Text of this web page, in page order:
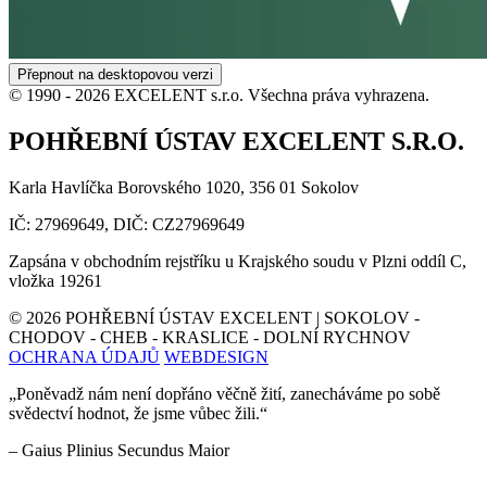
Přepnout na desktopovou verzi
© 1990 - 2026 EXCELENT s.r.o. Všechna práva vyhrazena.
POHŘEBNÍ ÚSTAV EXCELENT S.R.O.
Karla Havlíčka Borovského 1020, 356 01 Sokolov
IČ: 27969649, DIČ: CZ27969649
Zapsána v obchodním rejstříku u Krajského soudu v Plzni oddíl C,
vložka 19261
© 2026 POHŘEBNÍ ÚSTAV EXCELENT | SOKOLOV -
CHODOV - CHEB - KRASLICE - DOLNÍ RYCHNOV
OCHRANA ÚDAJŮ WEBDESIGN
„Poněvadž nám není dopřáno věčně žití, zanecháváme po sobě
svědectví hodnot, že jsme vůbec žili.“
– Gaius Plinius Secundus Maior